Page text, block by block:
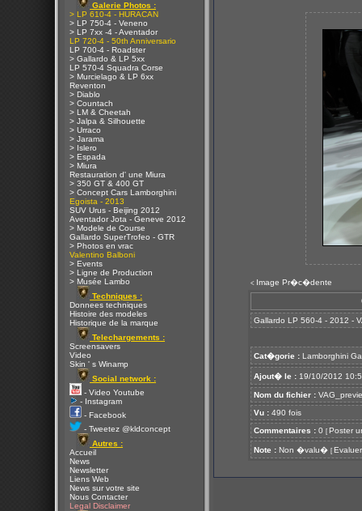
Galerie Photos :
> LP 610-4 - HURACAN
> LP 750-4 - Veneno
> LP 7xx -4 - Aventador
LP 720-4 - 50th Anniversario
LP 700-4 - Roadster
> Gallardo & LP 5xx
LP 570-4 Squadra Corse
> Murcielago & LP 6xx
Reventon
> Diablo
> Countach
> LM & Cheetah
> Jalpa & Silhouette
> Urraco
> Jarama
> Islero
> Espada
> Miura
Restauration d' une Miura
> 350 GT & 400 GT
> Concept Cars Lamborghini
Egoista - 2013
SUV Urus - Beijing 2012
Aventador Jota - Geneve 2012
> Modele de Course
Gallardo SuperTrofeo - GTR
> Photos en vrac
Valentino Balboni
> Events
> Ligne de Production
> Musée Lambo
Techniques :
Donnees techniques
Histoire des modeles
Historique de la marque
Telechargements :
Screensavers
Video
Skin ' s Winamp
Social network :
- Video Youtube
- Instagram
- Facebook
- Tweetez @kldconcept
Autres :
Accueil
News
Newsletter
Liens Web
News sur votre site
Nous Contacter
Legal Disclaimer
< Image Pr�c�dente
Gallardo LP 560-4 - 2012 -
Cat�gorie : Lamborghini
Ajout� le : 19/10/2012
Nom du fichier :
Vu : 490 fois
Commentaires : 0 [ Poster
Note : Non �valu� [ Evaluer